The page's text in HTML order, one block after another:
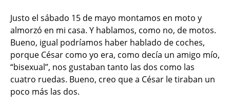
Justo el sábado 15 de mayo montamos en moto y
almorzó en mi casa. Y hablamos, como no, de motos.
Bueno, igual podríamos haber hablado de coches,
porque César como yo era, como decía un amigo mío,
“bisexual”, nos gustaban tanto las dos como las
cuatro ruedas. Bueno, creo que a César le tiraban un
poco más las dos.